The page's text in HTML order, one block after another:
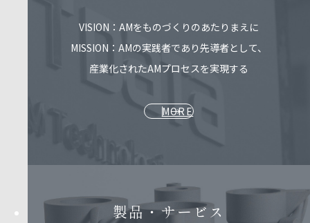
VISION：AMをものづくりのあたりまえに
MISSION：AMの実践者であり先導者として、
産業化されたAMプロセスを実現する
MORE
製品・サービス​